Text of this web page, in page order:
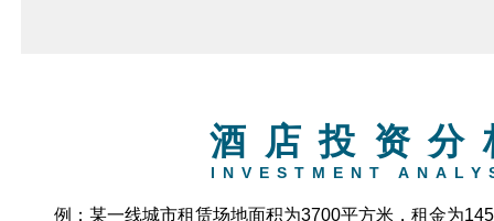
酒店投资分
INVESTMENT
例：某一线城市租赁场地面积为3700平方米，租金为